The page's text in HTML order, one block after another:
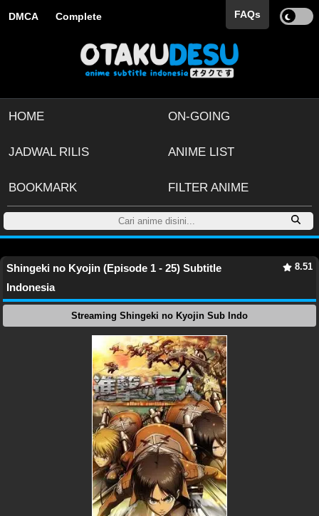
DMCA Complete FAQs
HOME ON-GOING
JADWAL RILIS ANIME LIST
BOOKMARK FILTER ANIME
Shingeki no Kyojin (Episode 1 - 25) Subtitle
Indonesia
8.51
Streaming Shingeki no Kyojin Sub Indo